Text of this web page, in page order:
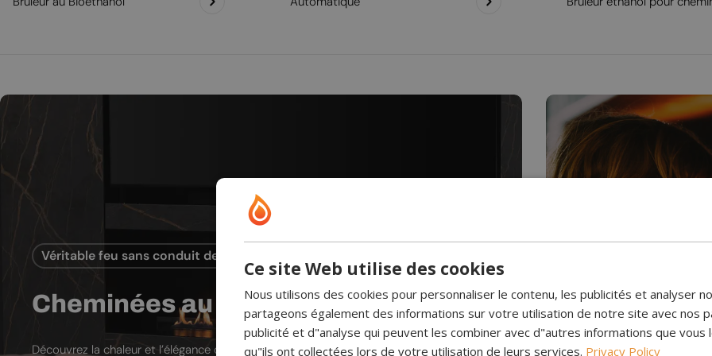
Véritable feu sans conduit de cheminée
Cheminées au bioéthanol
Découvrez la chaleur et l’élégance des cheminées au bioéthanol. Elles brûlent
Cheminée
Les cheminées à vapeur
Ce site Web utilise des cookies
Nous utilisons des cookies pour personnaliser le contenu, les publicités et analyser
partageons également des informations sur votre utilisation de notre site avec nos
publicité et d"analyse qui peuvent les combiner avec d"autres informations que vous
qu"ils ont collectées lors de votre utilisation de leurs services. Privacy Policy